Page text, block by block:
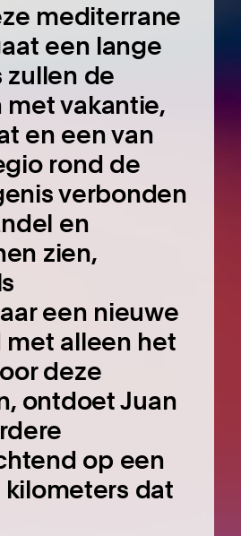
mediterrane
een lange
zullen de
vakantie,
en een van
rond de
verbonden
en
zien,
een nieuwe
alleen het
deze
ontdoet Juan
op een
kilometers dat